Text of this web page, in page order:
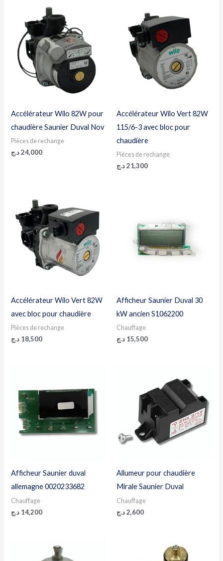
Accélérateur Wilo 82W pour
chaudière Saunier Duval Nov
Pièces de rechange
24,000 د.ج
Accélérateur Wilo Vert 82W
115/6-3 avec bloc pour
chaudière
Pièces de rechange
21,300د.ج
Accélérateur Wilo Vert 82W
avec bloc pour chaudière
Pièces de rechange
18,500 د.ج
Afficheur Saunier Duval 30
kW ancien S1062200
Chauffage
15,500 د.ج
Afficheur Saunier duval
allemagne 0020233682
Chauffage
14,200 د.ج
Allumeur pour chaudière
Mirale Saunier Duval
Chauffage
2,600د.ج